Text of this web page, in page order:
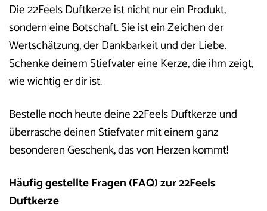
Die 22Feels Duftkerze ist nicht nur ein Produkt,
sondern eine Botschaft. Sie ist ein Zeichen der
Wertschätzung, der Dankbarkeit und der Liebe.
Schenke deinem Stiefvater eine Kerze, die ihm zeigt,
wie wichtig er dir ist.
Bestelle noch heute deine 22Feels Duftkerze und
überrasche deinen Stiefvater mit einem ganz
besonderen Geschenk, das von Herzen kommt!
Häufig gestellte Fragen (FAQ) zur 22Feels
Duftkerze